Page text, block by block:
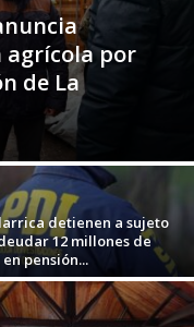
agrícola por
de La
detienen a sujeto
12 millones de
en pensión...